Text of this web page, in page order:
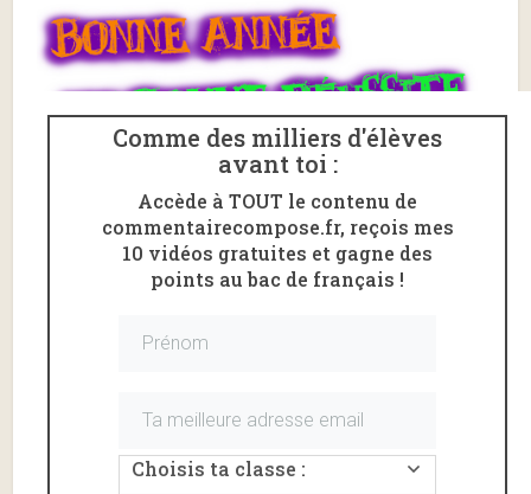
Comme des milliers d'élèves
avant toi :
Accède à TOUT le contenu de
commentairecompose.fr, reçois mes
10 vidéos gratuites et gagne des
points au bac de français !
Choisis ta classe :